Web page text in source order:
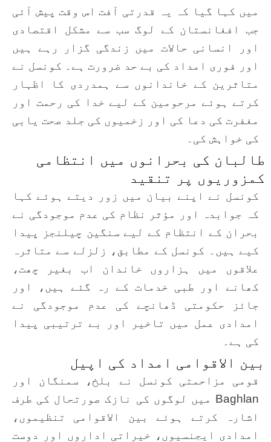
میں کہا گیا کہ یہ قدرتی آفت اس وقت پیش آئی
جب افغانستان کے لوگ سب سے مشکل اقتصادی
اور انسانی حالات میں زندگی گزار رہے ہیں
اور فوری امداد کی بے حد ضرورت ہے۔ کونسل نے
متاثرین کے خاندانوں سے ہمدردی کا اظہار
کرتے ہوئے مرحومین کے لیے خدا کی رحمت اور
مغفرت کی دعا کی اور زخمیوں کی جلد صحت یابی
کی خواہش کی۔
طالبان کی بحرانوں میں انتظامی
کمزوریوں پر تنقید
کونسل نے اپنے بیان میں زور دیتے ہوئے کہا
کہ جوابدہ اور مؤثر نظام کی عدم موجودگی نے
بحران کے انتظام کے لیے سنگین چیلنجز پیدا
کیے ہیں۔ کونسل کے مطابق، زلزلے سے متاثرہ
علاقوں میں ہزاروں خاندان اب بغیر چھت،
کھانے اور طبی خدمات کے رہ گئے ہیں، اور
جائز حکومتی ڈھانچے کی عدم موجودگی نے
امدادی عمل میں تاخیر اور بے ترتیبی پیدا
کی ہے۔
بین الاقوامی امداد کی اپیل
قومی مزاحمتی کونسل نے بلخ، سمنگان اور
Baghlan میں لوگوں کی نازک صورتحال کی طرف
اشارہ کرتے ہوئے بین الاقوامی تنظیموں،
امدادی ایجنسیوں، خیراتی اداروں اور دوست